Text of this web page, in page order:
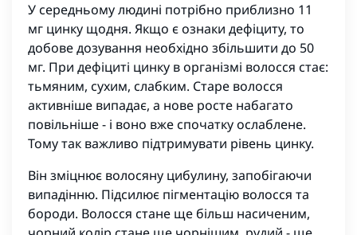
У середньому людині потрібно приблизно 11
мг цинку щодня. Якщо є ознаки дефіциту, то
добове дозування необхідно збільшити до 50
мг. При дефіциті цинку в організмі волосся стає:
тьмяним, сухим, слабким. Старе волосся
активніше випадає, а нове росте набагато
повільніше - і воно вже спочатку ослаблене.
Тому так важливо підтримувати рівень цинку.
Він зміцнює волосяну цибулину, запобігаючи
випадінню. Підсилює пігментацію волосся та
бороди. Волосся стане ще більш насиченим,